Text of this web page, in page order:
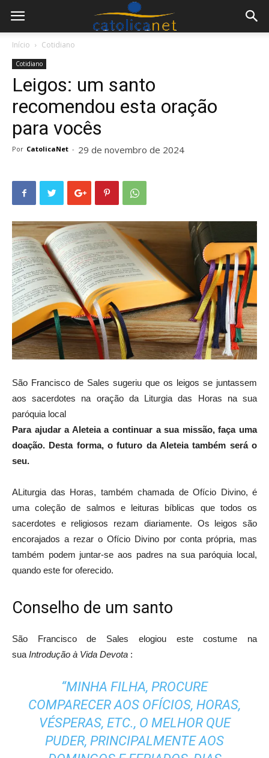
Início Cotidiano
Cotidiano
Leigos: um santo
recomendou esta oração
para vocês
Por CatolicaNet - 29 de novembro de 2024
São Francisco de Sales sugeriu que os leigos se juntassem
aos sacerdotes na oração da Liturgia das Horas na sua
paróquia local
Para ajudar a Aleteia a continuar a sua missão, faça uma
doação. Desta forma, o futuro da Aleteia também será o
seu.
ALiturgia das Horas, também chamada de Ofício Divino, é
uma coleção de salmos e leituras bíblicas que todos os
sacerdotes e religiosos rezam diariamente. Os leigos são
encorajados a rezar o Ofício Divino por conta própria, mas
também podem juntar-se aos padres na sua paróquia local,
quando este for oferecido.
Conselho de um santo
São Francisco de Sales elogiou este costume na
sua Introdução à Vida Devota :
“MINHA FILHA, PROCURE
COMPARECER AOS OFÍCIOS, HORAS,
VÉSPERAS, ETC., O MELHOR QUE
PUDER, PRINCIPALMENTE AOS